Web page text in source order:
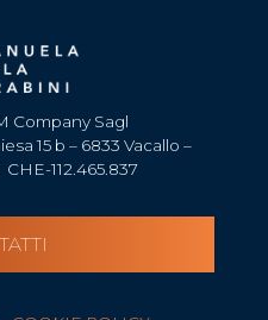
Company Sagl
15 b – 6833 Vacallo –
112.465.837